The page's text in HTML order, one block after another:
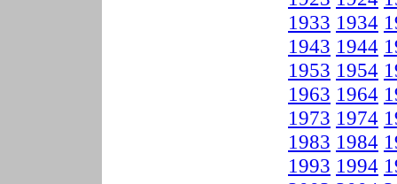
1933 1934
1943 1944
1953 1954
1963 1964
1973 1974
1983 1984
1993 1994